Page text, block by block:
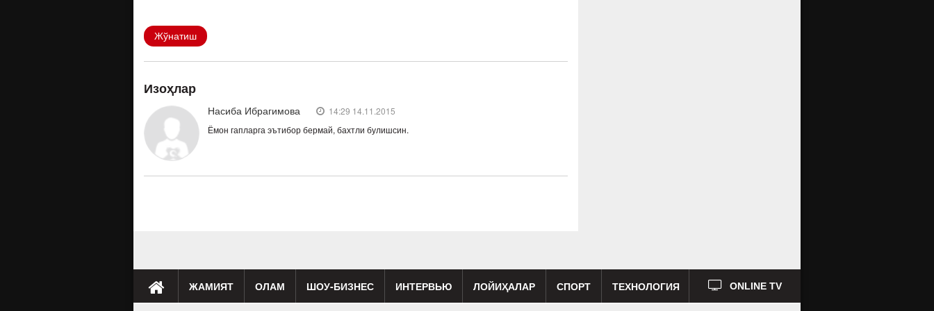
Жўнатиш
Изоҳлар
Насиба Ибрагимова
14:29 14.11.2015
Ёмон гапларга эътибор бермай, бахтли булишсин.
ЖАМИЯТ ОЛАМ ШОУ-БИЗНЕС ИНТЕРВЬЮ ЛОЙИҲАЛАР СПОРТ ТЕХНОЛОГИЯ ONLINE TV